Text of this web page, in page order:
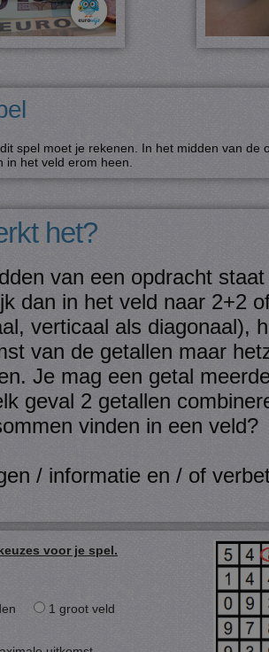
spel moet je rekenen. In het midden van
in het veld erom heen.
het?
van een opdracht
dan in het veld naar 2+2
verticaal als diagonaal),
van de getallen maar
Je mag een getal
geval 2 getallen
vinden in een veld?
/ informatie en / of
voor je spel.
1 groot veld